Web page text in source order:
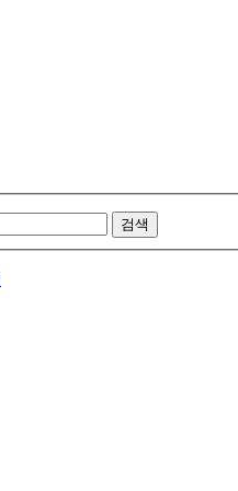
검색